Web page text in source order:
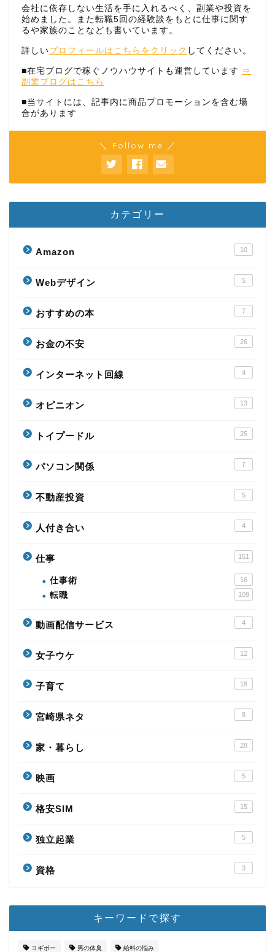
会社に依存しない生活を手に入れるべく、副業や投資を
始めました。また転職5回の経験談をもとに仕事に関す
るや家族のことなども書いています。
詳しいプロフィールはこちらをクリック してください。
■在宅ブログで稼ぐノウハウサイトも運営しています ⇒
副業ブログはこちら
■当サイトには、記事内に商品プロモーションを含む場
合があります
＼ Follow me ／
カテゴリー
Amazon 10
Webデザイン 5
おすすめの本 7
お金の不安 26
インターネット回線 4
オピニオン 13
トイプードル 25
パソコン関係 7
不動産投資 5
人付き合い 4
仕事 151
仕事術 16
転職 109
動画配信サービス 4
女子ウケ 12
子育て 18
宮崎県ネタ 8
家・暮らし 28
映画 5
格安SIM 15
独立起業 5
資格 3
キーワードで探す
ヨギボー 男の体臭 給料の悩み